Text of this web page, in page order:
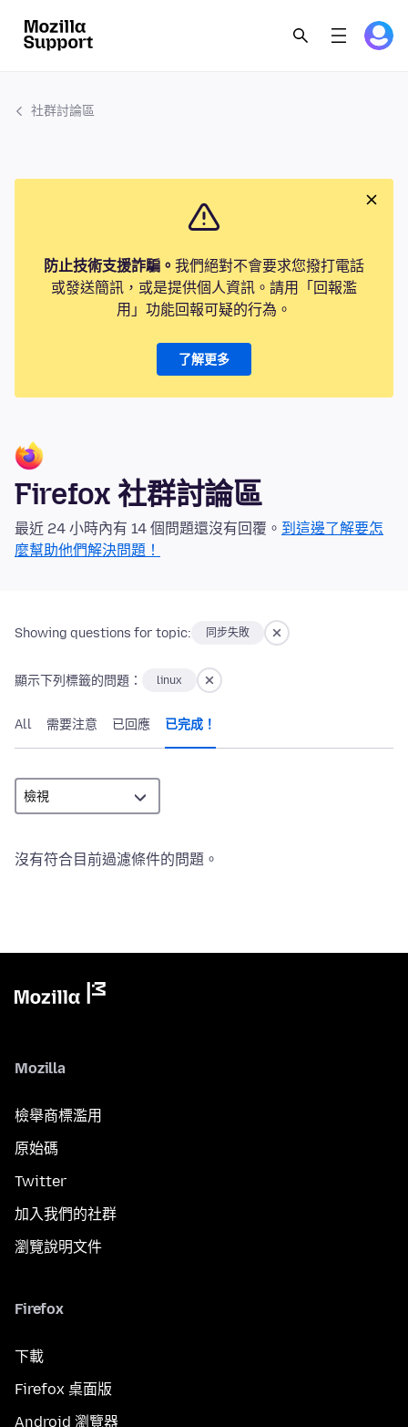
社群討論區
防止技術支援詐騙。 我們絕對不會要求您撥打電話
或發送簡訊，或是提供個人資訊。請用「回報濫
用」功能回報可疑的行為。
了解更多
Firefox 社群討論區
最近 24 小時內有 14 個問題還沒有回覆。 到這邊了解要怎
麼幫助他們解決問題！
Showing questions for topic: 同步失敗
顯示下列標籤的問題： linux
All 需要注意 已回應 已完成！
沒有符合目前過濾條件的問題。
Mozilla
檢舉商標濫用
原始碼
Twitter
加入我們的社群
瀏覽說明文件
Firefox
下載
Firefox 桌面版
Android 瀏覽器